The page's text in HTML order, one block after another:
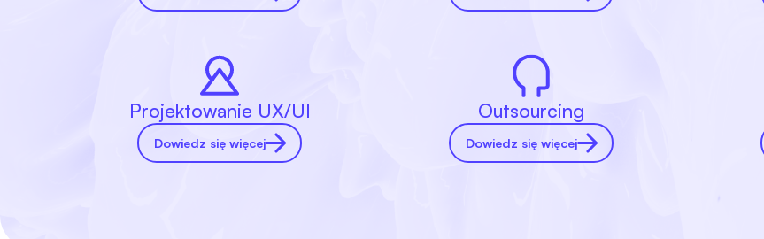
Projektowanie UX/UI
Dowiedz się więcej
Outsourcing
Dowiedz się więcej